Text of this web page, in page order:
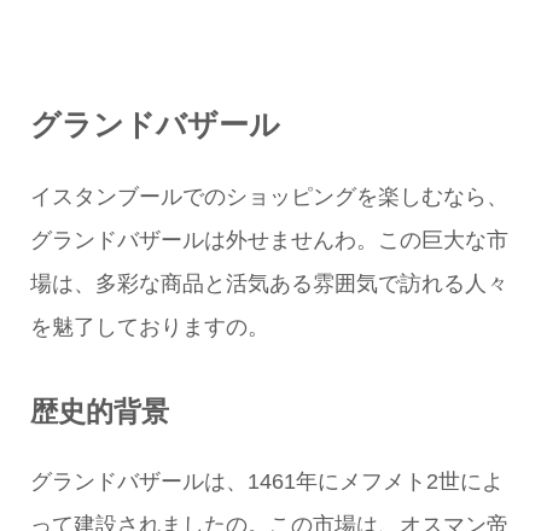
グランドバザール
イスタンブールでのショッピングを楽しむなら、
グランドバザールは外せませんわ。この巨大な市
場は、多彩な商品と活気ある雰囲気で訪れる人々
を魅了しておりますの。
歴史的背景
グランドバザールは、1461年にメフメト2世によ
って建設されましたの。この市場は、オスマン帝